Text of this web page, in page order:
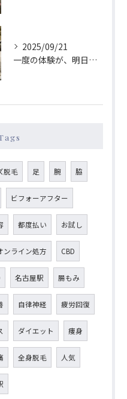
2025/09/21
一度の体験が、明日のあなたを格別にする🫧
脱毛 足 腕 脇
ビフォーアフター
都度払い お試し
ンライン処方 CBD
名古屋駅 腸もみ
自律神経 疲労回復
ダイエット 痩身
全身脱毛 人気